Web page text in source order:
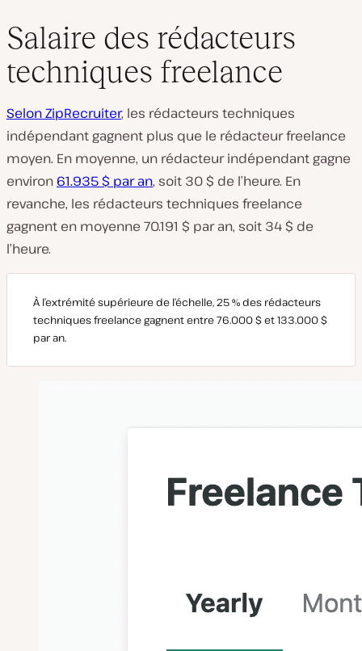
Salaire des rédacteurs
techniques freelance
Selon ZipRecruiter, les rédacteurs techniques
indépendant gagnent plus que le rédacteur freelance
moyen. En moyenne, un rédacteur indépendant gagne
environ 61.935 $ par an, soit 30 $ de l’heure. En
revanche, les rédacteurs techniques freelance
gagnent en moyenne 70.191 $ par an, soit 34 $ de
l’heure.
À l’extrémité supérieure de l’échelle, 25 % des rédacteurs
techniques freelance gagnent entre 76.000 $ et 133.000 $
par an.